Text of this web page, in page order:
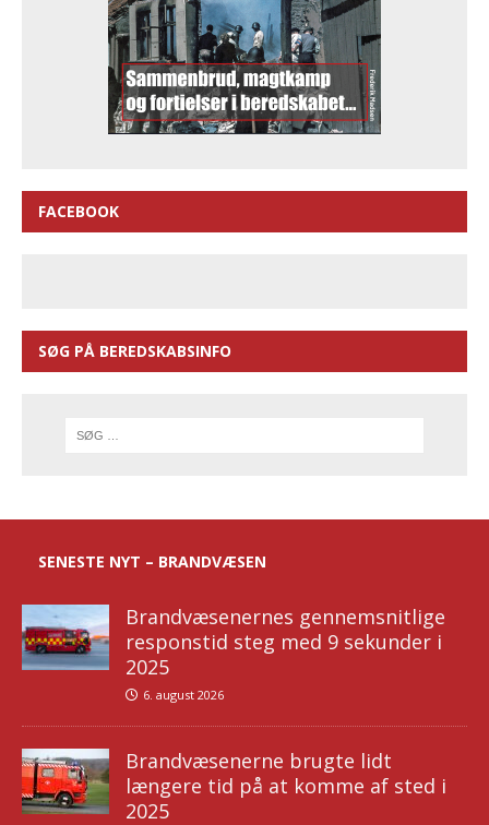
FACEBOOK
SØG PÅ BEREDSKABSINFO
SENESTE NYT – BRANDVÆSEN
Brandvæsenernes gennemsnitlige
responstid steg med 9 sekunder i
2025
6. august 2026
Brandvæsenerne brugte lidt
længere tid på at komme af sted i
2025